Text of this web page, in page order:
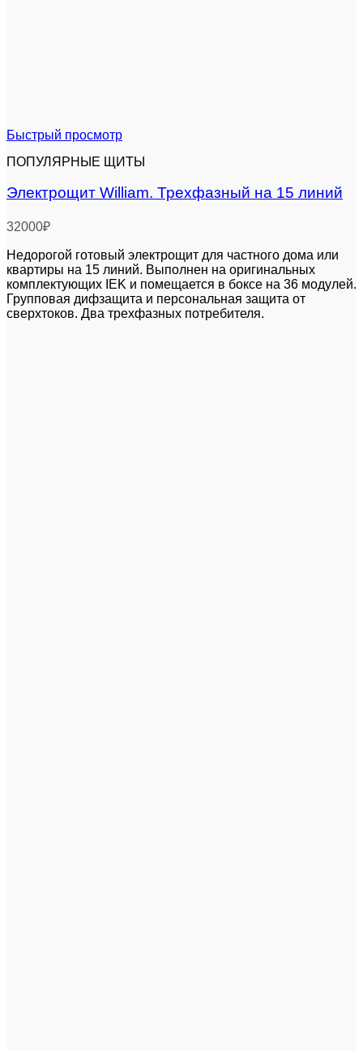
Быстрый просмотр
ПОПУЛЯРНЫЕ ЩИТЫ
Электрощит William. Трехфазный на 15 линий
32000₽
Недорогой готовый электрощит для частного дома или
квартиры на 15 линий. Выполнен на оригинальных
комплектующих IEK и помещается в боксе на 36 модулей.
Групповая дифзащита и персональная защита от
сверхтоков. Два трехфазных потребителя.